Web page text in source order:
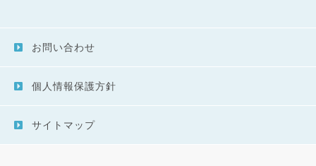
お問い合わせ
個人情報保護方針
サイトマップ